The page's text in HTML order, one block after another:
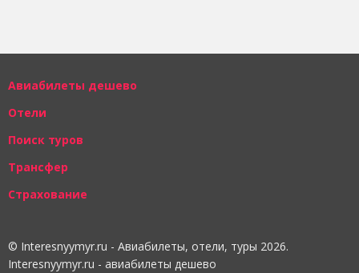
Авиабилеты дешево
Отели
Поиск туров
Трансфер
Страхование
© Interesnyymyr.ru - Авиабилеты, отели, туры 2026.
Interesnyymyr.ru - авиабилеты дешево